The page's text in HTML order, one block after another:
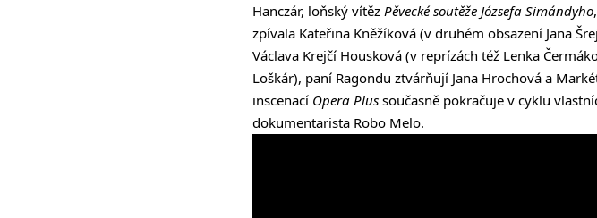
Hanczár, loňský vítěz Pěvecké soutěže Józsefa Simándyho
zpívala Kateřina Kněžíková (v druhém obsazení Jana
Václava Krejčí Housková (v reprízách též Lenka
Loškár), paní Ragondu ztvárňují Jana Hrochová a
inscenací Opera Plus současně pokračuje v cyklu
dokumentarista Robo Melo.